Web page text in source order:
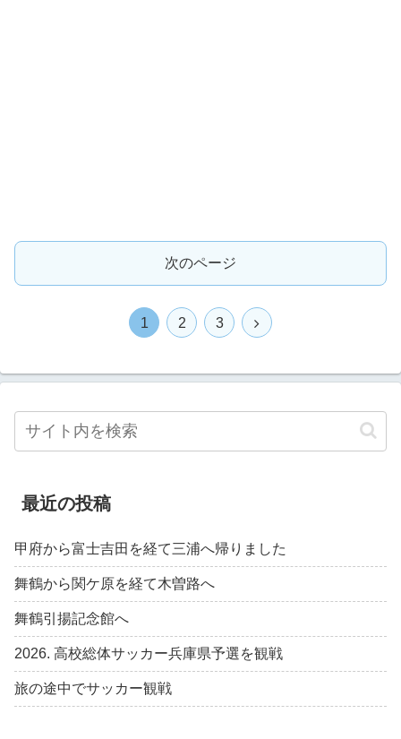
次のページ
1 2 3
最近の投稿
甲府から富士吉田を経て三浦へ帰りました
舞鶴から関ケ原を経て木曽路へ
舞鶴引揚記念館へ
2026. 高校総体サッカー兵庫県予選を観戦
旅の途中でサッカー観戦